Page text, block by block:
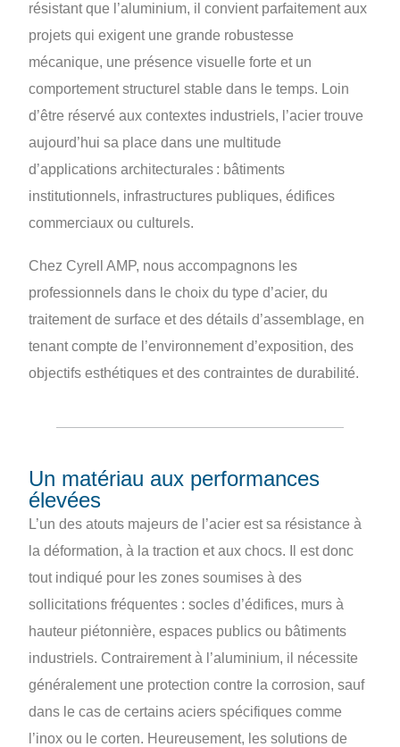
résistant que l’aluminium, il convient parfaitement aux
projets qui exigent une grande robustesse
mécanique, une présence visuelle forte et un
comportement structurel stable dans le temps. Loin
d’être réservé aux contextes industriels, l’acier trouve
aujourd’hui sa place dans une multitude
d’applications architecturales : bâtiments
institutionnels, infrastructures publiques, édifices
commerciaux ou culturels.
Chez Cyrell AMP, nous accompagnons les
professionnels dans le choix du type d’acier, du
traitement de surface et des détails d’assemblage, en
tenant compte de l’environnement d’exposition, des
objectifs esthétiques et des contraintes de durabilité.
Un matériau aux performances
élevées
L’un des atouts majeurs de l’acier est sa résistance à
la déformation, à la traction et aux chocs. Il est donc
tout indiqué pour les zones soumises à des
sollicitations fréquentes : socles d’édifices, murs à
hauteur piétonnière, espaces publics ou bâtiments
industriels. Contrairement à l’aluminium, il nécessite
généralement une protection contre la corrosion, sauf
dans le cas de certains aciers spécifiques comme
l’inox ou le corten. Heureusement, les solutions de